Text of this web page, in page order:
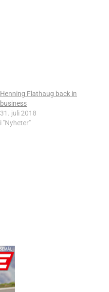
Henning Flathaug back in
business
31. juli 2018
i "Nyheter"